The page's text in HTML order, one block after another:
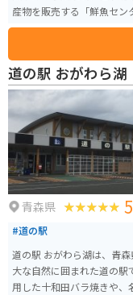
産物を販売する「鮮魚セ
す。レストランでは、ここ
す。周辺には、太平洋を望
リングに最適なスポットも点在しています。 道
品である「三沢パイカカレ
おり、お土産探しにも最適
道の駅 おがわら湖
青森県 5
#道の駅
道の駅 おがわら湖は、青
大な自然に囲まれた道の駅です。 レストランでは、地元産の新
用した十和田バラ焼きや、